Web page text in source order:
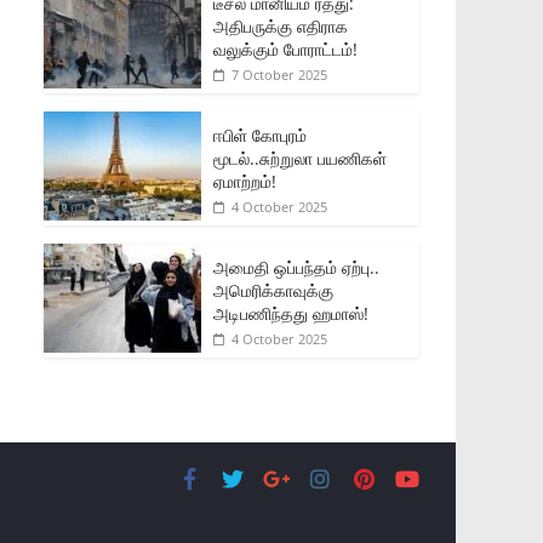
அதிபருக்கு எதிராக
வலுக்கும் போராட்டம்!
7 October 2025
ஈபிள் கோபுரம்
மூடல்..சுற்றுலா பயணிகள்
ஏமாற்றம்!
4 October 2025
அமைதி ஒப்பந்தம் ஏற்பு..
அமெரிக்காவுக்கு
அடிபணிந்தது ஹமாஸ்!
4 October 2025